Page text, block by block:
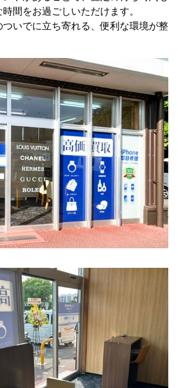
間をお過ごしいただけます。
いでに立ち寄れる、便利な環境が整